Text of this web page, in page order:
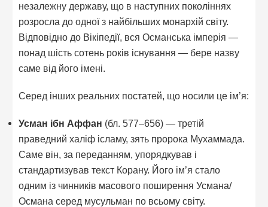
незалежну державу, що в наступних поколіннях
розросла до одної з найбільших монархій світу.
Відповідно до Вікіпедії, вся Османська імперія —
понад шість сотень років існування — бере назву
саме від його імені.
Серед інших реальних постатей, що носили це ім’я:
Усман ібн Аффан (бл. 577–656) — третій
праведний халіф ісламу, зять пророка Мухаммада.
Саме він, за переданням, упорядкував і
стандартизував текст Корану. Його ім’я стало
одним із чинників масового поширення Усмана/
Османа серед мусульман по всьому світу.